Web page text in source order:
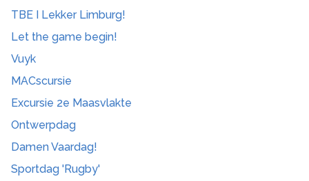
TBE I Lekker Limburg!
Let the game begin!
Vuyk
MACscursie
Excursie 2e Maasvlakte
Ontwerpdag
Damen Vaardag!
Sportdag 'Rugby'